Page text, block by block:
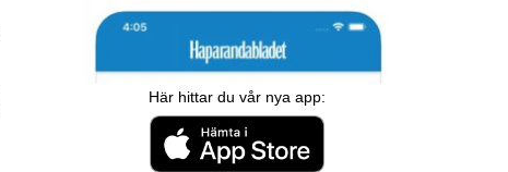
Här hittar du vår nya app: